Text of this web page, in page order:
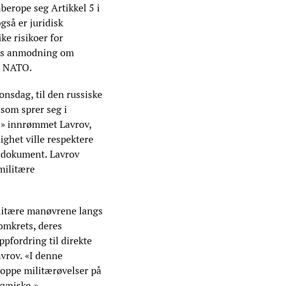
seg Artikkel 5 i
er juridisk
risikoer for
anmodning om
til den russiske
sprer seg i
innrømmet Lavrov,
ville respektere
Lavrov
manøvrene langs
deres
til direkte
«I denne
militærøvelser på